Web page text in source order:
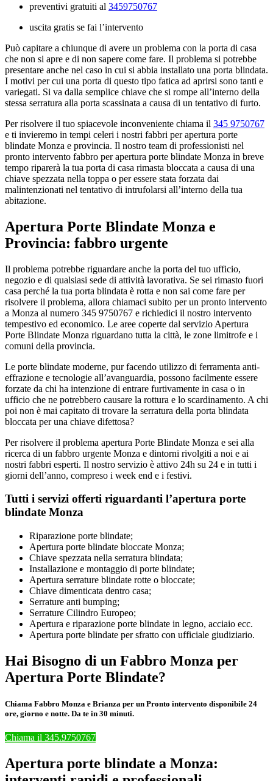
preventivi gratuiti al 3459750767
uscita gratis se fai l’intervento
Può capitare a chiunque di avere un problema con la porta di casa
che non si apre e di non sapere come fare. Il problema si potrebbe
presentare anche nel caso in cui si abbia installato una porta blindata.
I motivi per cui una porta di questo tipo fatica ad aprirsi sono tanti e
variegati. Si va dalla semplice chiave che si rompe all’interno della
stessa serratura alla porta scassinata a causa di un tentativo di furto.
Per risolvere il tuo spiacevole inconveniente chiama il 345 9750767
e ti invieremo in tempi celeri i nostri fabbri per apertura porte
blindate Monza e provincia. Il nostro team di professionisti nel
pronto intervento fabbro per apertura porte blindate Monza in breve
tempo riparerà la tua porta di casa rimasta bloccata a causa di una
chiave spezzata nella toppa o per essere stata forzata dai
malintenzionati nel tentativo di intrufolarsi all’interno della tua
abitazione.
Apertura Porte Blindate Monza e
Provincia: fabbro urgente
Il problema potrebbe riguardare anche la porta del tuo ufficio,
negozio e di qualsiasi sede di attività lavorativa. Se sei rimasto fuori
casa perché la tua porta blindata è rotta e non sai come fare per
risolvere il problema, allora chiamaci subito per un pronto intervento
a Monza al numero 345 9750767 e richiedici il nostro intervento
tempestivo ed economico. Le aree coperte dal servizio Apertura
Porte Blindate Monza riguardano tutta la città, le zone limitrofe e i
comuni della provincia.
Le porte blindate moderne, pur facendo utilizzo di ferramenta anti-
effrazione e tecnologie all’avanguardia, possono facilmente essere
forzate da chi ha intenzione di entrare furtivamente in casa o in
ufficio che ne potrebbero causare la rottura e lo scardinamento. A chi
poi non è mai capitato di trovare la serratura della porta blindata
bloccata per una chiave difettosa?
Per risolvere il problema apertura Porte Blindate Monza e sei alla
ricerca di un fabbro urgente Monza e dintorni rivolgiti a noi e ai
nostri fabbri esperti. Il nostro servizio è attivo 24h su 24 e in tutti i
giorni dell’anno, compreso i week end e i festivi.
Tutti i servizi offerti riguardanti l’apertura porte
blindate Monza
Riparazione porte blindate;
Apertura porte blindate bloccate Monza;
Chiave spezzata nella serratura blindata;
Installazione e montaggio di porte blindate;
Apertura serrature blindate rotte o bloccate;
Chiave dimenticata dentro casa;
Serrature anti bumping;
Serrature Cilindro Europeo;
Apertura e riparazione porte blindate in legno, acciaio ecc.
Apertura porte blindate per sfratto con ufficiale giudiziario.
Hai Bisogno di un Fabbro Monza per
Apertura Porte Blindate?
Chiama Fabbro Monza e Brianza per un Pronto intervento disponibile 24
ore, giorno e notte. Da te in 30 minuti.
Chiama il 345.9750767
Apertura porte blindate a Monza: